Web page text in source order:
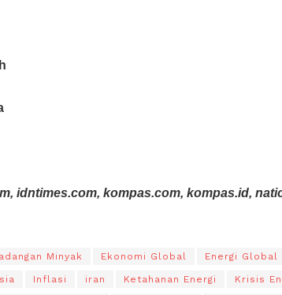
idntimes.com, kompas.com, kompas.id,
Minyak Ekonomi Global Energi Global
Inflasi iran Ketahanan Energi Krisis